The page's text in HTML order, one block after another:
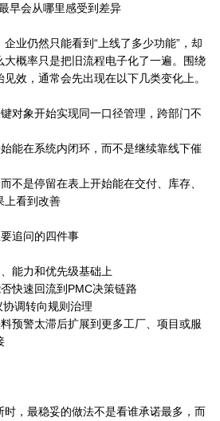
早会从哪里感受到差异
业仍然只能看到“上线了多少功能”，却
概率只是把旧流程电子化了一遍。围绕
效，通常会先出现在以下几类变化上。
对象开始实现同一口径管理，跨部门不
能在系统内闭环，而不是继续靠线下催
不是停留在表上开始能在交付、库存、
上看到改善
追问的四件事
能力和优先级基础上
快速回流到PMC决策链路
调转向规则治理
预警太滞后扩展到更多工厂、项目或服
时，最稳妥的做法不是看谁承诺最多，而